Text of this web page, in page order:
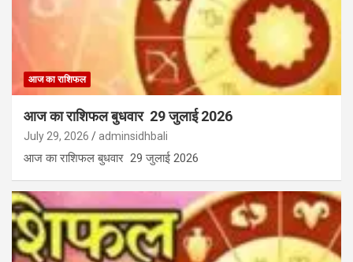
आज का राशिफल
आज का राशिफल बुधवार 29 जुलाई 2026
July 29, 2026 adminsidhbali
आज का राशिफल बुधवार 29 जुलाई 2026